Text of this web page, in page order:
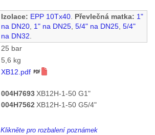
Izolace: EPP 10Tx40. Převlečná matka: 1"
na DN20, 1" na DN25, 5/4" na DN25, 5/4"
na DN32.
25 bar
5,6 kg
XB12.pdf
004H7693 XB12H-1-50 G1"
004H7562 XB12H-1-50 G5/4"
Klikněte pro rozbalení poznámek